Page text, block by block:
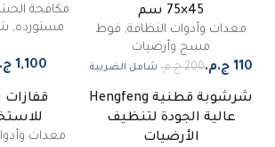
45×75 سم
معدات وأدوات النظافة, فوط
مسح وأرضيات
شامل الضريبة
مكافحة
مستورده,
63
شرشوبة قطنية Hengfeng
عالية الجودة لتنظيف
الأرضيات
معدات